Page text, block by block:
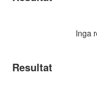
Inga
Resultat